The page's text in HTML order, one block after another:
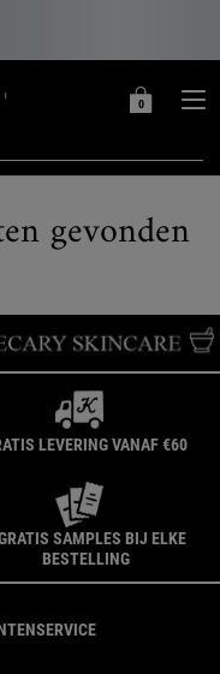
MIJN
0
0 PRODUCT
gevonden
LEVERING VANAF €60
SAMPLES BIJ ELKE
BESTELLING